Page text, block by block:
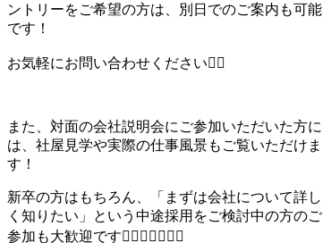
ントリーをご希望の方は、別日でのご案内も可能
です！
お気軽にお問い合わせください🙂‍↕️
また、対面の会社説明会にご参加いただいた方に
は、社屋見学や実際の仕事風景もご覧いただけま
す！
新卒の方はもちろん、「まずは会社について詳し
く知りたい」という中途採用をご検討中の方のご
参加も大歓迎です🙋🏻‍♀️🙋🏻‍♀️✨